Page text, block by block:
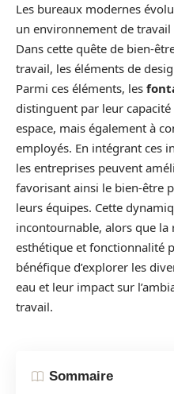
Les bureaux modernes
un environnement de
Dans cette quête de bien-
travail, les éléments de
Parmi ces éléments, les
distinguent par leur
espace, mais également à
employés. En intégrant ces
les entreprises peuvent
favorisant ainsi le bien-être
leurs équipes. Cette
incontournable, alors que la
esthétique et fonctionnalité
bénéfique d’explorer les
eau et leur impact sur
travail.
Sommaire